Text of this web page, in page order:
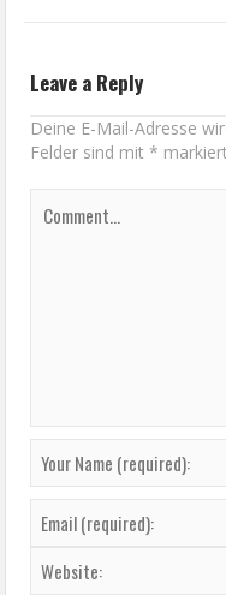
Leave a Reply
Deine E-Mail-Adresse
Felder sind mit* markiert